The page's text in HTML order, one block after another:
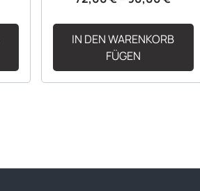
IN DEN WARENKORB
FÜGEN